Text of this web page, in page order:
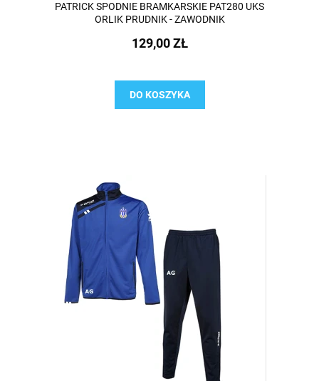
PATRICK SPODNIE BRAMKARSKIE PAT280 UKS
ORLIK PRUDNIK - ZAWODNIK
129,00 ZŁ
DO KOSZYKA